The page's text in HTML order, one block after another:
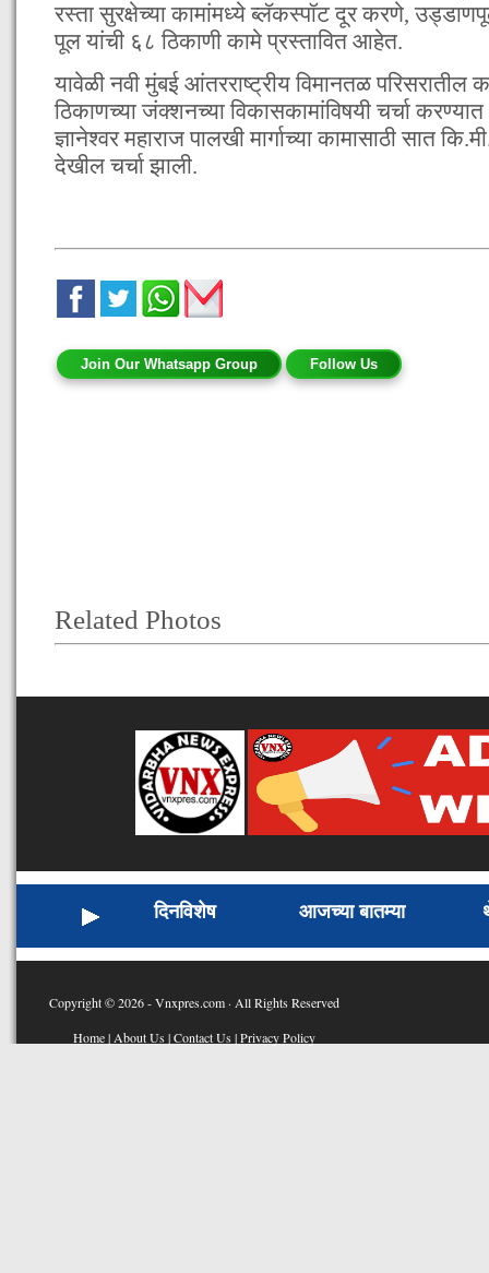
रस्ता सुरक्षेच्या कामांमध्ये ब्लॅकस्पॉट दूर करणे,
पूल यांची ६८ ठिकाणी कामे प्रस्तावित आहेत.
यावेळी नवी मुंबई आंतरराष्ट्रीय विमानतळ
ठिकाणच्या जंक्शनच्या विकासकामांविषयी चर्चा
ज्ञानेश्वर महाराज पालखी मार्गाच्या कामासाठी सात
देखील चर्चा झाली.
Join Our Whatsapp Group Follow Us
Related Photos
दिनविशेष आजच्या बातम्या
Copyright © 2026 - Vnxpres.com · All Rights Reserved
Home| About Us |Contact Us |Privacy Policy